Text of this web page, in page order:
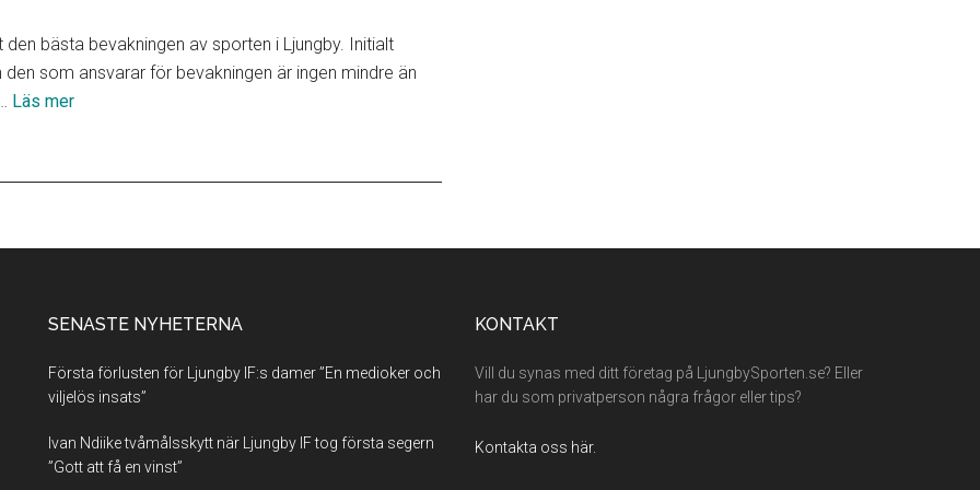
bästa bevakningen av sporten i Ljungby. Initialt
som ansvarar för bevakningen är ingen mindre än
Läs merom
SENASTE NYHETERNA
Första förlusten för Ljungby IF:s damer ”En medioker och
viljelös insats”
Ivan Ndiike tvåmålsskytt när Ljungby IF tog första segern
”Gott att få en vinst”
KONTAKT
Vill du synas med ditt företag på LjungbySporten.se? Eller
har du som privatperson några frågor eller tips?
Kontakta oss här.